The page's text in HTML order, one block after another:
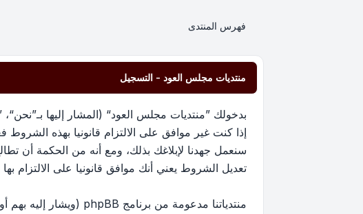
فهرس المنتدى
منتديات مجلس العود - التسجيل
إذا كنت غير موافق على الالتزام قانونيا بهذه
سنعمل جهدنا لإبلاغك بذلك، ومع أنه من الحكمة أن
تعديل الشروط يعني أنك موافق قانونيا على الالتزام بها